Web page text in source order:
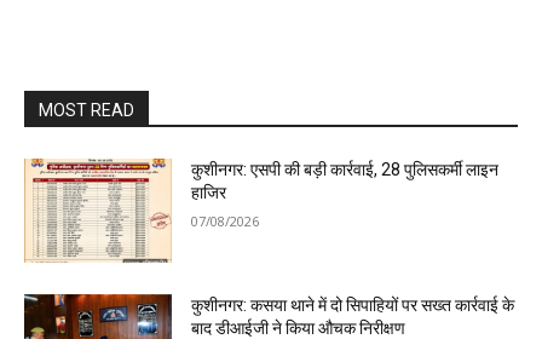
MOST READ
कुशीनगर: एसपी की बड़ी कार्रवाई, 28 पुलिसकर्मी लाइन
हाजिर
07/08/2026
कुशीनगर: कसया थाने में दो सिपाहियों पर सख्त कार्रवाई के
बाद डीआईजी ने किया औचक निरीक्षण